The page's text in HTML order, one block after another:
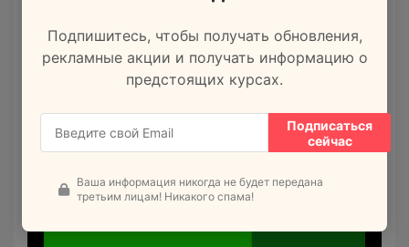
Подпишитесь, чтобы получать обновления,
рекламные акции и получать информацию о
предстоящих курсах.
Подписаться
сейчас
Ваша информация никогда не будет передана
третьим лицам! Никакого спама!